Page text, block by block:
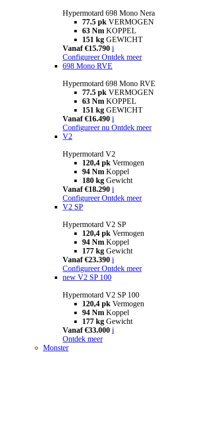
Hypermotard 698 Mono Nera
77.5 pk VERMOGEN
63 Nm KOPPEL
151 kg GEWICHT
Vanaf €15.790 i
Configureer Ontdek meer
698 Mono RVE
Hypermotard 698 Mono RVE
77.5 pk VERMOGEN
63 Nm KOPPEL
151 kg GEWICHT
Vanaf €16.490 i
Configureer nu Ontdek meer
V2
Hypermotard V2
120,4 pk Vermogen
94 Nm Koppel
180 kg Gewicht
Vanaf €18.290 i
Configureer Ontdek meer
V2 SP
Hypermotard V2 SP
120,4 pk Vermogen
94 Nm Koppel
177 kg Gewicht
Vanaf €23.390 i
Configureer Ontdek meer
new V2 SP 100
Hypermotard V2 SP 100
120,4 pk Vermogen
94 Nm Koppel
177 kg Gewicht
Vanaf €33.000 i
Ontdek meer
Monster